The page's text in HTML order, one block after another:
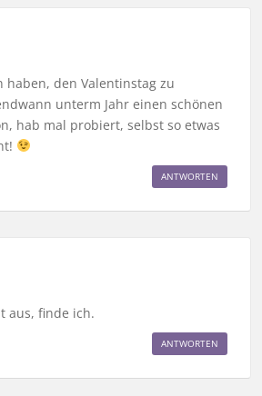
den Valentinstag zu
unterm Jahr einen schönen
hab mal probiert, selbst so etwas
ANTWORTEN
aus, finde ich.
ANTWORTEN